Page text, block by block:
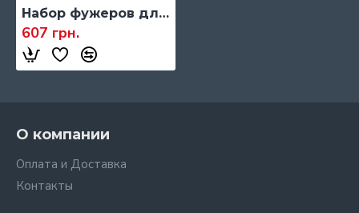
Набор фужеров для вина Bohemia Barbara, 670 мл., 6 шт. (6165)
607 грн.
О компании
Оплата и Доставка
Контакты